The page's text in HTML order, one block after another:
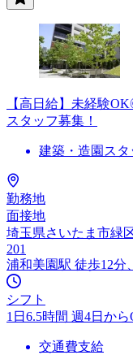
【高日給】未経験
スタッフ募集！
建築・造園スタ
勤務地
面接地
埼玉県さいたま市緑
201
浦和美園駅 徒歩12分
シフト
1日6.5時間 週4日から
交通費支給